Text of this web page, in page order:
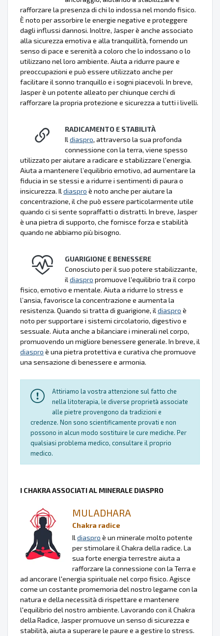
rafforzare la presenza di chi lo indossa nel mondo fisico.
È noto per assorbire le energie negative e proteggere
dagli influssi dannosi. Inoltre, Jasper è anche associato
alla sicurezza emotiva e alla tranquillità, fornendo un
senso di pace e serenità a coloro che lo indossano o lo
utilizzano nel loro ambiente. Aiuta a ridurre paure e
preoccupazioni e può essere utilizzato anche per
facilitare il sonno tranquillo e i sogni piacevoli. In breve,
Jasper è un potente alleato per chiunque cerchi di
rafforzare la propria protezione e sicurezza a tutti i livelli.
RADICAMENTO E STABILITÀ
Il diaspro, attraverso la sua profonda
connessione con la terra, viene spesso
utilizzato per aiutare a radicare e stabilizzare l'energia.
Aiuta a mantenere l’equilibrio emotivo, ad aumentare la
fiducia in se stessi e a ridurre i sentimenti di paura o
insicurezza. Il diaspro è noto anche per aiutare la
concentrazione, il che può essere particolarmente utile
quando ci si sente sopraffatti o distratti. In breve, Jasper
è una pietra di supporto, che fornisce forza e stabilità
quando ne abbiamo più bisogno.
GUARIGIONE E BENESSERE
Conosciuto per il suo potere stabilizzante,
il diaspro promuove l'equilibrio tra il corpo
fisico, emotivo e mentale. Aiuta a ridurre lo stress e
l’ansia, favorisce la concentrazione e aumenta la
resistenza. Quando si tratta di guarigione, il diaspro è
noto per supportare i sistemi circolatorio, digestivo e
sessuale. Aiuta anche a bilanciare i minerali nel corpo,
promuovendo un migliore benessere generale. In breve, il
diaspro è una pietra protettiva e curativa che promuove
una sensazione di benessere e armonia.
Attiriamo la vostra attenzione sul fatto che
nella litoterapia, le diverse proprietà associate
alle pietre provengono da tradizioni e
credenze. Non sono scientificamente provati e non
possono in alcun modo sostituire le cure mediche. Per
qualsiasi problema medico, consultare il proprio
medico.
I CHAKRA ASSOCIATI AL MINERALE DIASPRO
MULADHARA
Chakra radice
Il diaspro è un minerale molto potente
per stimolare il Chakra della radice. La
sua forte energia terrestre aiuta a
rafforzare la connessione con la Terra e
ad ancorare l'energia spirituale nel corpo fisico. Agisce
come un costante promemoria del nostro legame con la
natura e della necessità di rispettare e mantenere
l'equilibrio del nostro ambiente. Lavorando con il Chakra
della Radice, Jasper promuove un senso di sicurezza e
stabilità, aiuta a superare le paure e a gestire lo stress.